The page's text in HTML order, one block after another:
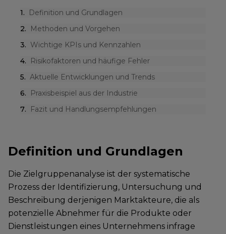
1.
Definition und Grundlagen
2.
Methoden und Vorgehen
3. Wichtige KPIs und Kennzahlen
4.
Risikofaktoren und häufige Fehler
5. Aktuelle Entwicklungen und Trends
6.
Praxisbeispiel aus der Industrie
7. Fazit und Handlungsempfehlungen
Definition und Grundlagen
Die Zielgruppenanalyse ist der systematische
Prozess der Identifizierung, Untersuchung und
Beschreibung derjenigen Marktakteure, die als
potenzielle Abnehmer für die Produkte oder
Dienstleistungen eines Unternehmens infrage